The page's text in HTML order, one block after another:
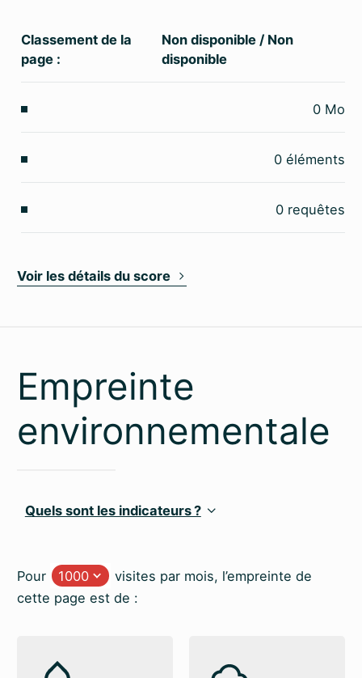
Classement de la
page :
Non disponible / Non
disponible
0 Mo
0 éléments
0 requêtes
Voir les détails du score
Empreinte
environnementale
Quels sont les indicateurs ?
Pour
visites par mois, l’empreinte de
cette page est de :